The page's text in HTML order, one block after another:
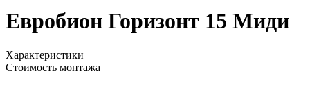
Евробион Горизонт 15 Миди
Характеристики
Стоимость монтажа
—